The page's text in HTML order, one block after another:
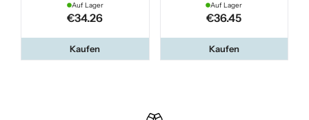
Auf Lager
€34.26
Kaufen
Auf Lager
€36.45
Kaufen